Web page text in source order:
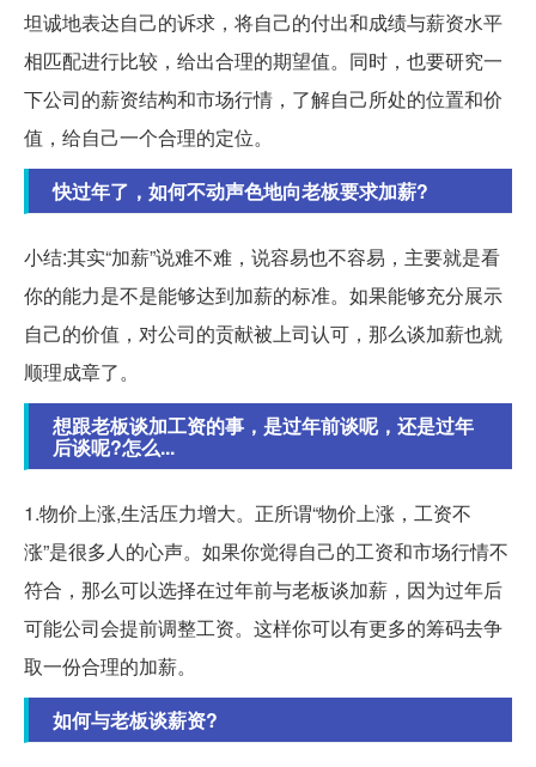
坦诚地表达自己的诉求，将自己的付出和成绩与薪资水平
相匹配进行比较，给出合理的期望值。同时，也要研究一
下公司的薪资结构和市场行情，了解自己所处的位置和价
值，给自己一个合理的定位。
快过年了，如何不动声色地向老板要求加薪?
小结:其实“加薪”说难不难，说容易也不容易，主要就是看
你的能力是不是能够达到加薪的标准。如果能够充分展示
自己的价值，对公司的贡献被上司认可，那么谈加薪也就
顺理成章了。
想跟老板谈加工资的事，是过年前谈呢，还是过年
后谈呢?怎么...
1.物价上涨,生活压力增大。正所谓“物价上涨，工资不
涨”是很多人的心声。如果你觉得自己的工资和市场行情不
符合，那么可以选择在过年前与老板谈加薪，因为过年后
可能公司会提前调整工资。这样你可以有更多的筹码去争
取一份合理的加薪。
如何与老板谈薪资?